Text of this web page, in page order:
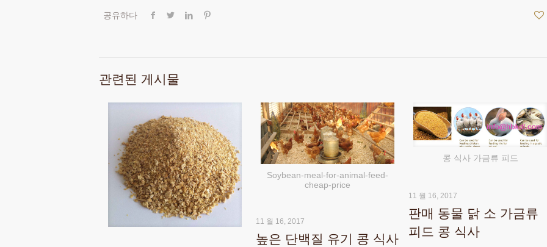
공유하다
관련된 게시물
Soybean-meal-for-animal-feed-
cheap-price
11 월 16, 2017
높은 단백질 유기 콩 식사
콩 식사 가금류 피드
11 월 16, 2017
판매 동물 닭 소 가금류
피드 콩 식사